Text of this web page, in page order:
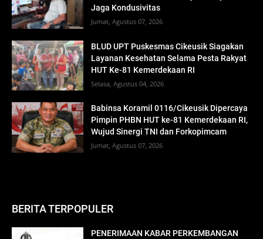
Jaga Kondusivitas
Jumat, Agustus 07, 2026
BLUD UPT Puskesmas Cikeusik Siagakan
Layanan Kesehatan Selama Pesta Rakyat
HUT Ke-81 Kemerdekaan RI
Selasa, Agustus 04, 2026
Babinsa Koramil 0116/Cikeusik Dipercaya
Pimpin PHBN HUT ke-81 Kemerdekaan RI,
Wujud Sinergi TNI dan Forkopimcam
Jumat, Agustus 07, 2026
BERITA TERPOPULER
PENERIMAAN KABAR PERKEMBANGAN